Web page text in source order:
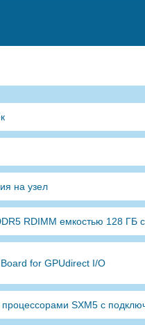
на узел
RDIMM емкостью 128 ГБ
for GPUdirect I/O
SXM5 с